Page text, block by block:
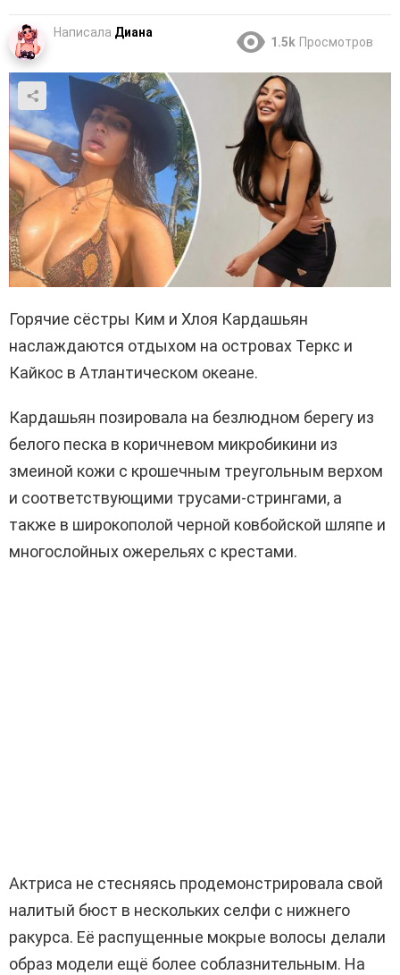
Написала Диана
1.5k Просмотров
Горячие сёстры Ким и Хлоя Кардашьян
наслаждаются отдыхом на островах Теркс и
Кайкос в Атлантическом океане.
Кардашьян позировала на безлюдном берегу из
белого песка в коричневом микробикини из
змеиной кожи с крошечным треугольным верхом
и соответствующими трусами-стрингами, а
также в широкополой черной ковбойской шляпе и
многослойных ожерельях с крестами.
Актриса не стесняясь продемонстрировала свой
налитый бюст в нескольких селфи с нижнего
ракурса. Её распущенные мокрые волосы делали
образ модели ещё более соблазнительным. На